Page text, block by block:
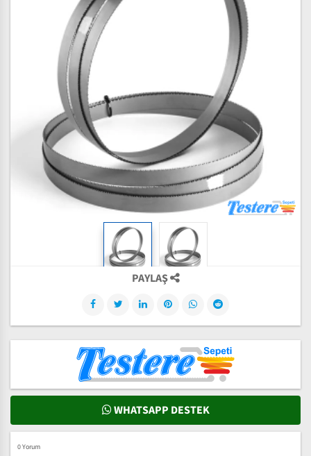
PAYLAŞ
WHATSAPP DESTEK
0 Yorum